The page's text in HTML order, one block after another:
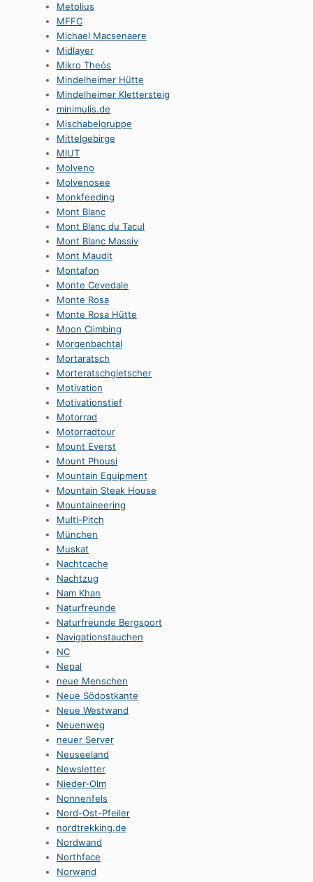
Metolius
MFFC
Michael Macsenaere
Midlayer
Mikro Theós
Mindelheimer Hütte
Mindelheimer Klettersteig
minimulis.de
Mischabelgruppe
Mittelgebirge
MIUT
Molveno
Molvenosee
Monkfeeding
Mont Blanc
Mont Blanc du Tacul
Mont Blanc Massiv
Mont Maudit
Montafon
Monte Cevedale
Monte Rosa
Monte Rosa Hütte
Moon Climbing
Morgenbachtal
Mortaratsch
Morteratschgletscher
Motivation
Motivationstief
Motorrad
Motorradtour
Mount Everst
Mount Phousi
Mountain Equipment
Mountain Steak House
Mountaineering
Multi-Pitch
München
Muskat
Nachtcache
Nachtzug
Nam Khan
Naturfreunde
Naturfreunde Bergsport
Navigationstauchen
NC
Nepal
neue Menschen
Neue Södostkante
Neue Westwand
Neuenweg
neuer Server
Neuseeland
Newsletter
Nieder-Olm
Nonnenfels
Nord-Ost-Pfeiler
nordtrekking.de
Nordwand
Northface
Norwand